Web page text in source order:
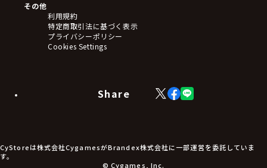
ステッカー・シール・カード
タペストリー・ポスター
アームサポーター
ブレードホルダー
食品・飲料品
アパレル小物
アクセサリー
その他
利用規約
特定商取引法に基づく表示
プライバシーポリシー
Cookies Settings
Share
X
(Twitter)
Facebook
LINE
CyStoreは株式会社CygamesがBrandex株式会社に一部運営を委託していま
す。
© Cygames, Inc.